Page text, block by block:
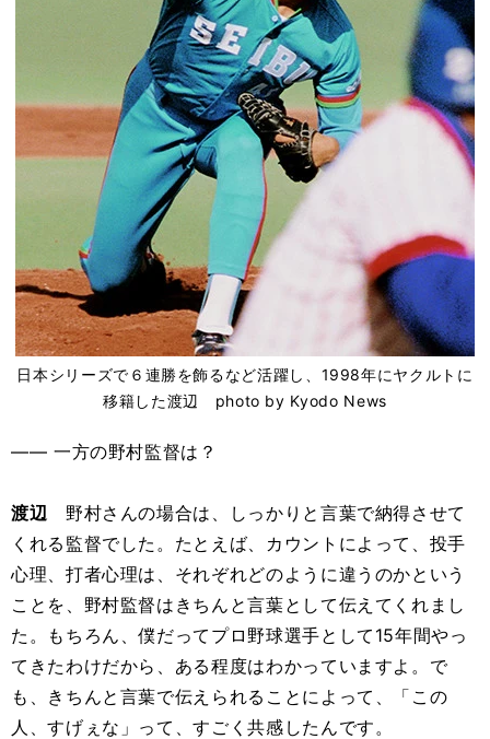
日本シリーズで６連勝を飾るなど活躍し、1998年にヤクルトに
移籍した渡辺 photo by Kyodo News
―― 一方の野村監督は？
渡辺 野村さんの場合は、しっかりと言葉で納得させて
くれる監督でした。たとえば、カウントによって、投手
心理、打者心理は、それぞれどのように違うのかという
ことを、野村監督はきちんと言葉として伝えてくれまし
た。もちろん、僕だってプロ野球選手として15年間やっ
てきたわけだから、ある程度はわかっていますよ。で
も、きちんと言葉で伝えられることによって、「この
人、すげぇな」って、すごく共感したんです。